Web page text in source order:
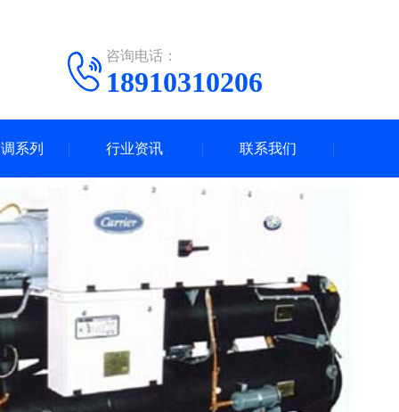
咨询电话：
18910310206
系列 行业资讯 联系我们